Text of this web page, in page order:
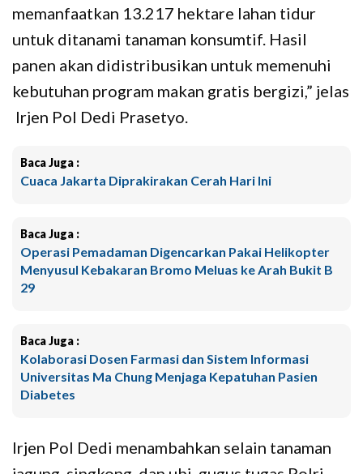
memanfaatkan 13.217 hektare lahan tidur
untuk ditanami tanaman konsumtif. Hasil
panen akan didistribusikan untuk memenuhi
kebutuhan program makan gratis bergizi,” jelas
Irjen Pol Dedi Prasetyo.
Baca Juga :
Cuaca Jakarta Diprakirakan Cerah Hari Ini
Baca Juga :
Operasi Pemadaman Digencarkan Pakai Helikopter
Menyusul Kebakaran Bromo Meluas ke Arah Bukit B
29
Baca Juga :
Kolaborasi Dosen Farmasi dan Sistem Informasi
Universitas Ma Chung Menjaga Kepatuhan Pasien
Diabetes
Irjen Pol Dedi menambahkan selain tanaman